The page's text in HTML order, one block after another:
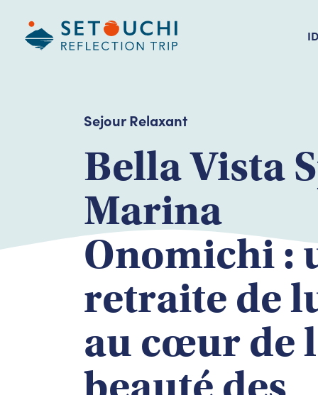
Sejour Relaxant
Bella Vista
Marina
Onomichi :
retraite de
au cœur de